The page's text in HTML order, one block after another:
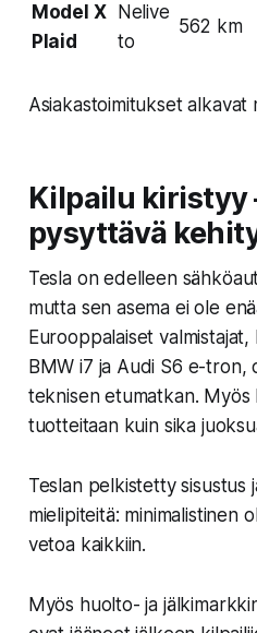
Model X
Plaid
Nelive
to
562 km
Asiakastoimitukset alkavat
Kilpailu kiristyy
pysyttävä
Tesla on edelleen
mutta sen asema ei ole
Eurooppalaiset
BMW i7 ja Audi S6 e-
teknisen etumatkan. Myös
tuotteitaan kuin sika
Teslan pelkistetty sisustus
mielipiteitä: minimalistinen
vetoa kaikkiin.
Myös huolto- ja